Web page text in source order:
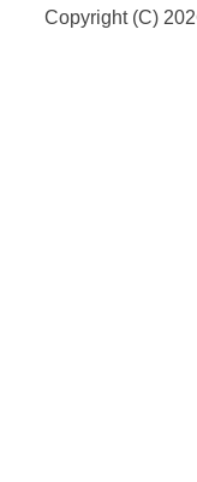
Copyright (C)